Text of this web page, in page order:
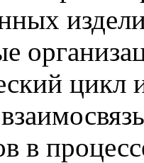
цикл
в